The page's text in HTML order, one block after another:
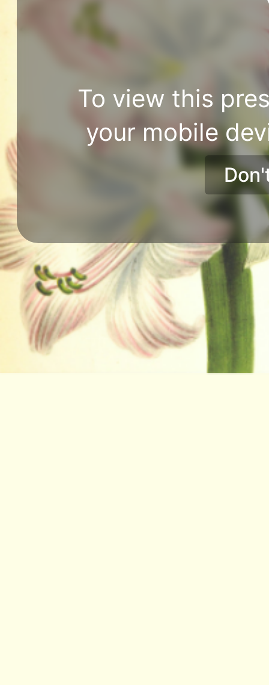
To view this
your mobile